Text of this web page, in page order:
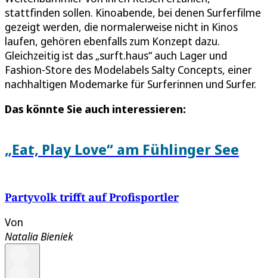
stattfinden sollen. Kinoabende, bei denen Surferfilme
gezeigt werden, die normalerweise nicht in Kinos
laufen, gehören ebenfalls zum Konzept dazu.
Gleichzeitig ist das „surft.haus“ auch Lager und
Fashion-Store des Modelabels Salty Concepts, einer
nachhaltigen Modemarke für Surferinnen und Surfer.
Das könnte Sie auch interessieren:
„Eat, Play Love“ am Fühlinger See
Partyvolk trifft auf Profisportler
Von
Natalia Bieniek